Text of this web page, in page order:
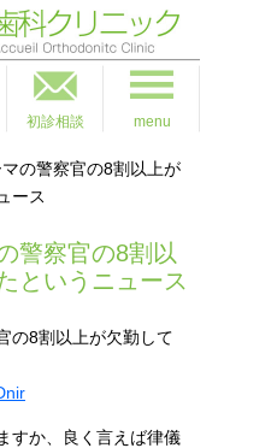
初診相談 menu
の警察官の8割以上が
ース
警察官の8割以
というニュース
の8割以上が欠勤して
すか、良く言えば律儀